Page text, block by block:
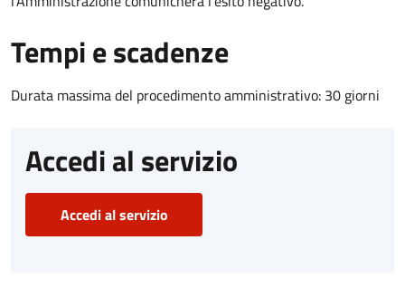
Tempi e scadenze
Durata massima del procedimento amministrativo: 30 giorni
Accedi al servizio
Accedi al servizio